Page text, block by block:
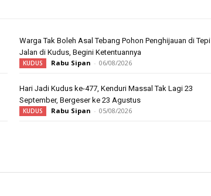
Warga Tak Boleh Asal Tebang Pohon Penghijauan di Tepi
Jalan di Kudus, Begini Ketentuannya
KUDUS Rabu Sipan - 06/08/2026
Hari Jadi Kudus ke-477, Kenduri Massal Tak Lagi 23
September, Bergeser ke 23 Agustus
KUDUS Rabu Sipan - 05/08/2026